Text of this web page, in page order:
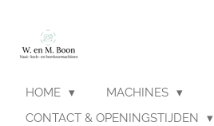
naar
hoofdinhoud
HOME MACHINES
CONTACT & OPENINGSTIJDEN